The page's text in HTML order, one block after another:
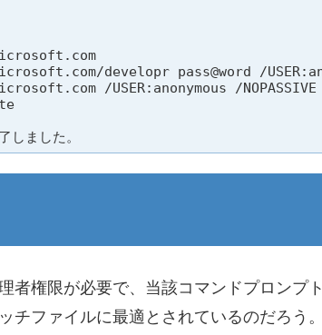
developr pass@word /
/USER:anonymous /NOPASSIVE
しました。
者権限が必要で、当該コマンドプロンプ
チファイルに最適とされているのだろう